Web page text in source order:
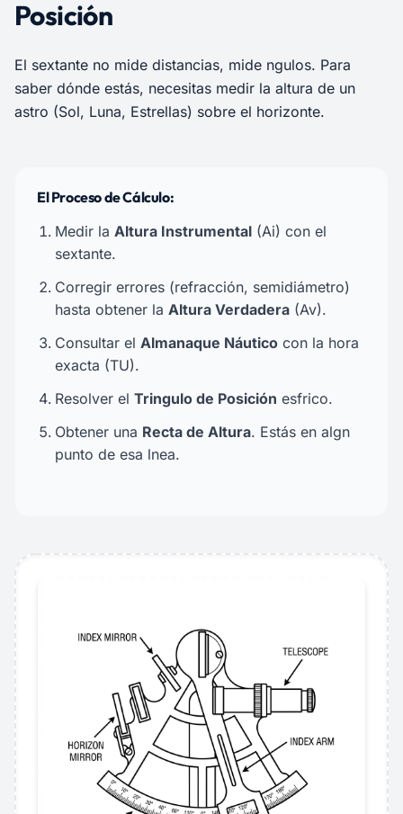
Posición
El sextante no mide distancias, mide ngulos. Para
saber dónde estás, necesitas medir la altura de un
astro (Sol, Luna, Estrellas) sobre el horizonte.
El Proceso de Cálculo:
Medir la Altura Instrumental (Ai) con el
sextante.
Corregir errores (refracción, semidiámetro)
hasta obtener la Altura Verdadera (Av).
Consultar el Almanaque Náutico con la hora
exacta (TU).
Resolver el Tringulo de Posición esfrico.
Obtener una Recta de Altura. Estás en algn
punto de esa lnea.